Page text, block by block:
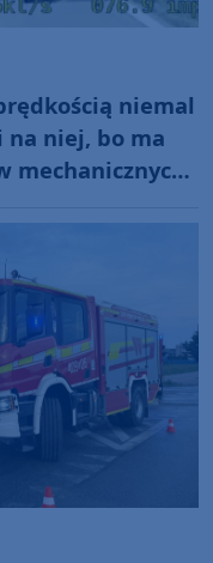
niemal
na niej, bo ma
mechanicznych